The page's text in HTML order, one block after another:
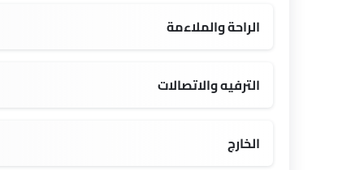
الراحة والملاءمة
الترفيه والاتصالات
الخارج